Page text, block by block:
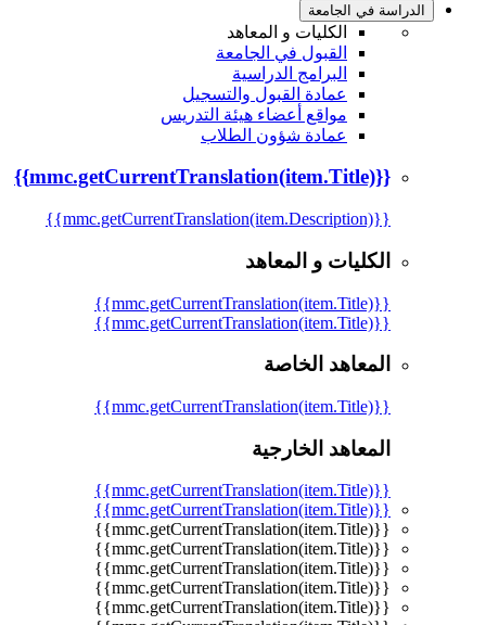
الدراسة في الجامعة
الكليات و المعاهد
القبول في الجامعة
البرامج الدراسية
عمادة القبول والتسجيل
مواقع أعضاء هيئة التدريس
عمادة شؤون الطلاب
{{mmc.getCurrentTranslation(item.Title)}}
{{mmc.getCurrentTranslation(item.Description)}}
الكليات و المعاهد
{{mmc.getCurrentTranslation(item.Title)}}
{{mmc.getCurrentTranslation(item.Title)}}
المعاهد الخاصة
{{mmc.getCurrentTranslation(item.Title)}}
المعاهد الخارجية
{{mmc.getCurrentTranslation(item.Title)}}
{{mmc.getCurrentTranslation(item.Title)}}
{{mmc.getCurrentTranslation(item.Title)}}
{{mmc.getCurrentTranslation(item.Title)}}
{{mmc.getCurrentTranslation(item.Title)}}
{{mmc.getCurrentTranslation(item.Title)}}
{{mmc.getCurrentTranslation(item.Title)}}